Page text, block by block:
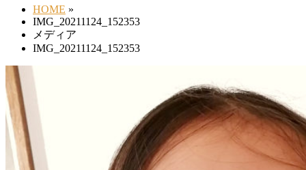
HOME »
IMG_20211124_152353
メディア
IMG_20211124_152353